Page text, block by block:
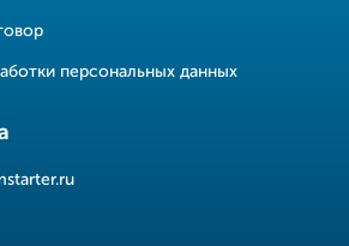
персональных данных